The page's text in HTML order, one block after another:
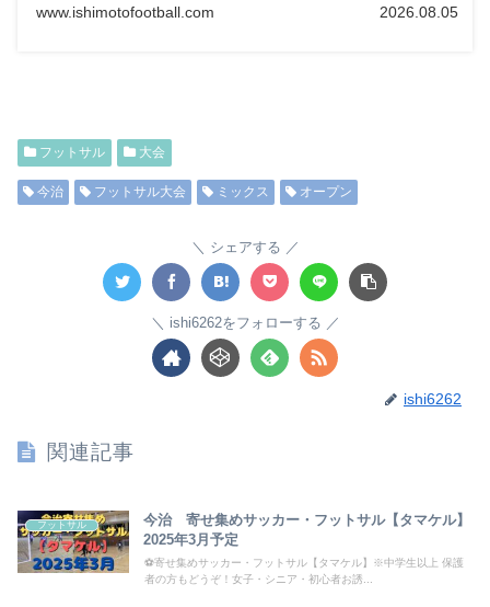
www.ishimotofootball.com 2026.08.05
フットサル 大会
今治 フットサル大会 ミックス オープン
シェアする
ishi6262をフォローする
ishi6262
関連記事
フットサル
今治 寄せ集めサッカー・フットサル【タマケル】
2025年3月予定
⚽寄せ集めサッカー・フットサル【タマケル】※中学生以上 保護
者の方もどうぞ！女子・シニア・初心者お誘...